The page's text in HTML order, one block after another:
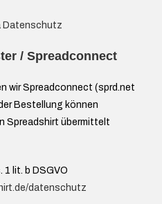
Datenschutz
/ Spreadconnect
wir Spreadconnect (sprd.net
Bestellung können
Spreadshirt übermittelt
1 lit. b DSGVO
datenschutz